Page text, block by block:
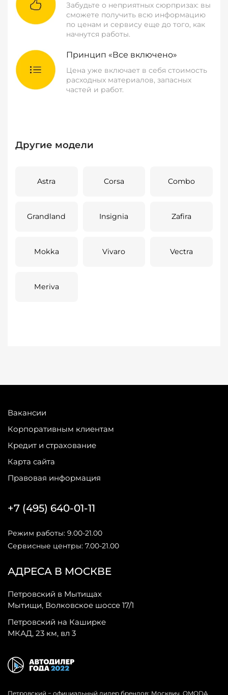
Забудьте о неприятных сюрпризах: вы
сможете получить всю информацию
по ценам и сервису еще до того, как
начнутся работы.
Принцип «Все включено»
Цена уже включает в себя стоимость
расходных материалов, запасных
частей и работ.
Другие модели
Astra Corsa Combo
Grandland Insignia Zafira
Mokka Vivaro Vectra
Meriva
Вакансии
Корпоративным клиентам
Кредит и страхование
Карта сайта
Правовая информация
АДРЕСА В МОСКВЕ
Петровский в Мытищах
Мытищи, Волковское шоссе 17/1
Петровский на Каширке
МКАД, 23 км, вл 3
+7 (495) 640-01-11
Режим работы: 9.00-21.00
Сервисные центры: 7.00-21.00
Петровский − официальный дилер брендов: Москвич, OMODA,